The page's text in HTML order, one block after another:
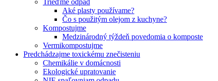
Trieďme odpad
Aké plasty používame?
Čo s použitým olejom z kuchyne?
Kompostujme
Medzinárodný týždeň povedomia o komposte
Vermikompostujme
Predchádzajme toxickému znečisteniu
Chemikálie v domácnosti
Ekologické upratovanie